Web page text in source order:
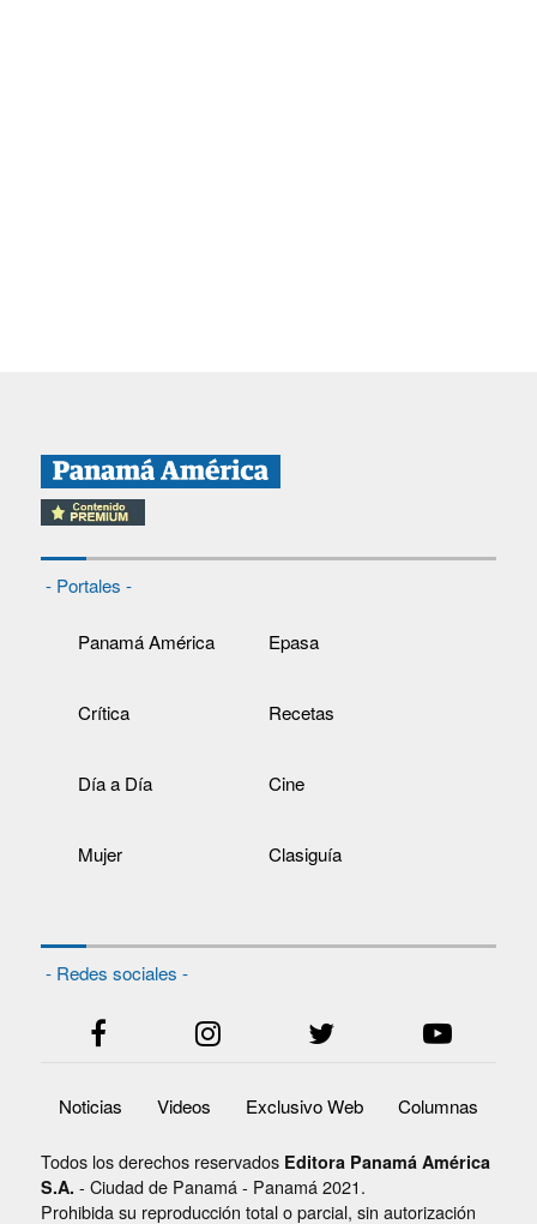
- Portales -
Panamá América Epasa
Crítica Recetas
Día a Día Cine
Mujer Clasiguía
- Redes sociales -
Noticias Videos Exclusivo Web Columnas
Todos los derechos reservados Editora Panamá América
S.A. - Ciudad de Panamá - Panamá 2021.
Prohibida su reproducción total o parcial, sin autorización